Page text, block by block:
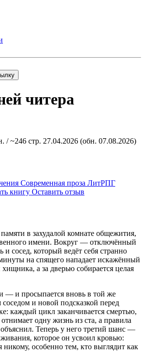
читера
/ ~246 стр. 27.04.2026 (обн. 07.08.2026)
Современная проза ЛитРПГ
книгу Оставить отзыв
в захудалой комнате общежития,
имени. Вокруг — отключённый
и сосед, который ведёт себя странно
на спящего нападает искажённый
а за дверью собирается целая
— и просыпается вновь в той же
и новой подсказкой перед
каждый цикл заканчивается смертью,
одну жизнь из ста, а правила
Теперь у него третий шанс —
которое он усвоил кровью:
никому, особенно тем, кто выглядит как